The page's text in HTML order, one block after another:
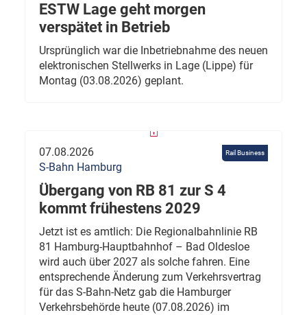
ESTW Lage geht morgen
verspätet in Betrieb
Ursprünglich war die Inbetriebnahme des neuen
elektronischen Stellwerks in Lage (Lippe) für
Montag (03.08.2026) geplant.
Rail Business
07.08.2026
S-Bahn Hamburg
Übergang von RB 81 zur S 4
kommt frühestens 2029
Jetzt ist es amtlich: Die Regionalbahnlinie RB
81 Hamburg-Hauptbahnhof – Bad Oldesloe
wird auch über 2027 als solche fahren. Eine
entsprechende Änderung zum Verkehrsvertrag
für das S-Bahn-Netz gab die Hamburger
Verkehrsbehörde heute (07.08.2026) im